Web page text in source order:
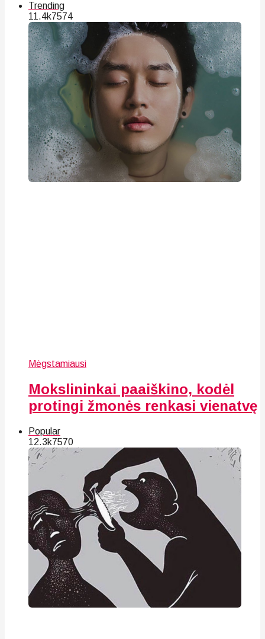
Trending
11.4k7574
Mėgstamiausi
Mokslininkai paaiškino, kodėl
protingi žmonės renkasi vienatvę
Popular
12.3k7570